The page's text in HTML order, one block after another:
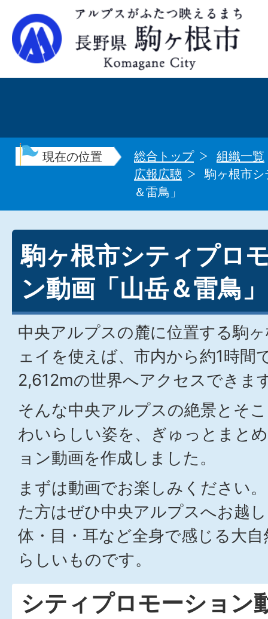
現在の位置 総合トップ
組織一覧
広報広聴
駒ヶ根市
＆雷鳥」
駒ヶ根市シティプロ
ン動画「山岳＆雷鳥」
中央アルプスの麓に位置する駒
ェイを使えば、市内から約1時間
2,612mの世界へアクセスできま
そんな中央アルプスの絶景とそ
わいらしい姿を、ぎゅっとまと
ョン動画を作成しました。
まずは動画でお楽しみください
た方はぜひ中央アルプスへお越
体・目・耳など全身で感じる大
らしいものです。
シティプロモーション